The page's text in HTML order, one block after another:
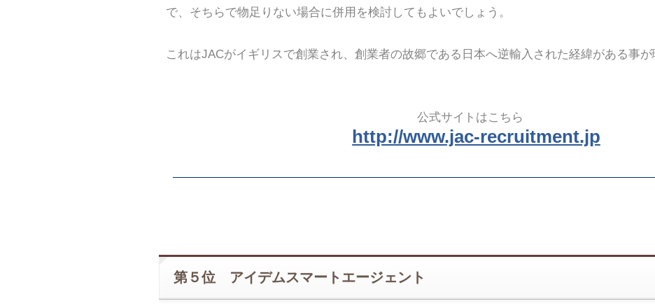
で、そちらで物足りない場合に併用を検討してもよいでしょう。
これはJACがイギリスで創業され、創業者の故郷である日本へ逆輸入された経緯がある事が
公式サイトはこちら
http://www.jac-recruitment.jp
第５位 アイデムスマートエージェント